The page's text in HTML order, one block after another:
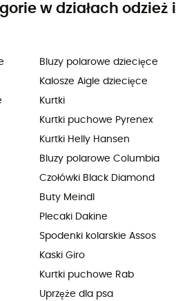
w działach odzież i
Bluzy polarowe dziecięce
Kalosze Aigle dziecięce
Kurtki
Kurtki puchowe Pyrenex
Kurtki Helly Hansen
Bluzy polarowe Columbia
Czołówki Black Diamond
Buty Meindl
Plecaki Dakine
Spodenki kolarskie Assos
Kaski Giro
Kurtki puchowe Rab
Uprzęże dla psa